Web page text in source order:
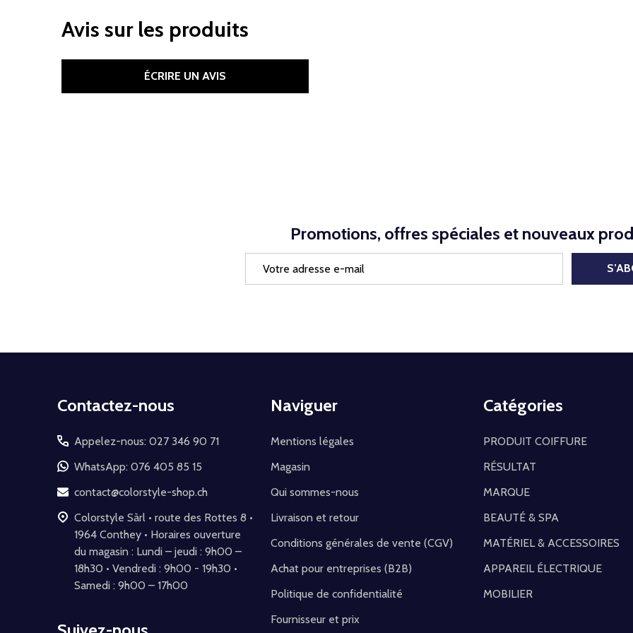
Avis sur les produits
ÉCRIRE UN AVIS
Promotions, offres spéciales et nouveaux
Contactez-nous
Appelez-nous: 027 346 90 71
WhatsApp: 076 405 85 15
contact@colorstyle-shop.ch
Colorstyle Sàrl • route des Rottes 8 •
1964 Conthey • Horaires ouverture
du magasin : Lundi – jeudi : 9h00 –
18h30 • Vendredi : 9h00 - 19h30 •
Samedi : 9h00 – 17h00
Naviguer
Mentions légales
Magasin
Qui sommes-nous
Livraison et retour
Conditions générales de vente (CGV)
Achat pour entreprises (B2B)
Politique de confidentialité
Fournisseur et prix
Catégories
PRODUIT COIFFURE
RÉSULTAT
MARQUE
BEAUTÉ & SPA
MATÉRIEL & ACCESSOIRES
APPAREIL ÉLECTRIQUE
MOBILIER